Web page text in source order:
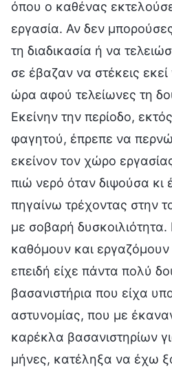
όπου ο καθένας
εργασία. Αν δεν
τη διαδικασία ή να
σε έβαζαν να στέκεις
ώρα αφού τελείωνες τη
Εκείνην την περίοδο,
φαγητού, έπρεπε να
εκείνον τον χώρο
πιώ νερό όταν διψούσα κι
πηγαίνω τρέχοντας στην
με σοβαρή
καθόμουν και εργαζόμουν
επειδή είχε πάντα πολύ
βασανιστήρια που είχα
αστυνομίας, που με
καρέκλα βασανιστηρίων
μήνες, κατέληξα να έχω